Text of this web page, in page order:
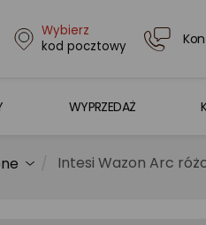
Wybierz
kod pocztowy
WYPRZEDAŻ
Intesi Wazon Arc